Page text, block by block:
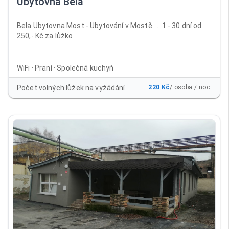
Bela Ubytovna Most - Ubytování v Mostě. ... 1 - 30 dní od
250,- Kč za lůžko
WiFi · Praní · Společná kuchyň
Počet volných lůžek na vyžádání 220 Kč/ osoba / noc